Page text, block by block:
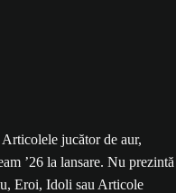
jucător de aur,
’26 la lansare. Nu prezintă
Eroi, Idoli sau Articole